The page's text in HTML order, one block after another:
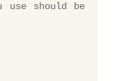
use should be